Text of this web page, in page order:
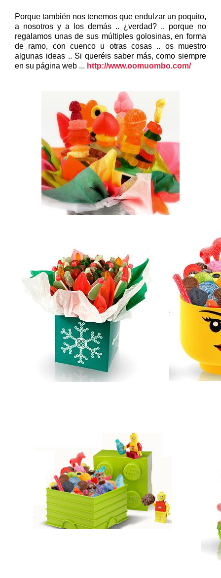
Porque también nos tenemos que endulzar un poquito,
a nosotros y a los demás .. ¿verdad? .. porque no
regalamos unas de sus múltiples golosinas, en forma
de ramo, con cuenco u otras cosas .. os muestro
algunas ideas .. Si queréis saber más, como siempre
en su página web ... http://www.oomuombo.com/